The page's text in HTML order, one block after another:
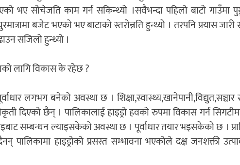
भए सोचेजति काम गर्न सकिन्थ्यो ।सवैभन्दा पहिलो बाटो गाउँमा
बजेट भएको भए बाटाको स्तरोन्नति हुन्थ्यो । तरपनि प्रयास
सजिलो हुन्थ्यो ।
लागि विकास के रहेछ ?
लगभग बनेको अवस्था छ । शिक्षा,स्वास्थ्य,खानेपानी,विद्युत,सञ्चार
दिएको छैन् । पालिकालाई हाइड्रो हवको रुपमा विकास गर्न
सम्बन्धन ल्याइसकेको अवस्था छ । पूर्वाधार तयार भइसकेको छ ।
पालिकामा हाइड्रोको प्रसस्त सम्भावना भएकोले दक्ष जनशक्ती